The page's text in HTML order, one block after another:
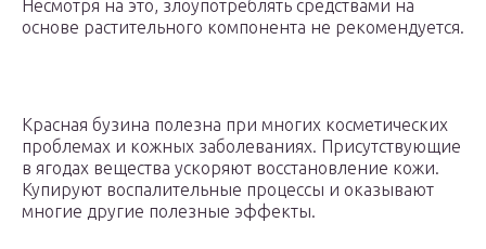
Несмотря на это, злоупотреблять средствами на
основе растительного компонента не рекомендуется.
Красная бузина полезна при многих косметических
проблемах и кожных заболеваниях. Присутствующие
в ягодах вещества ускоряют восстановление кожи.
Купируют воспалительные процессы и оказывают
многие другие полезные эффекты.